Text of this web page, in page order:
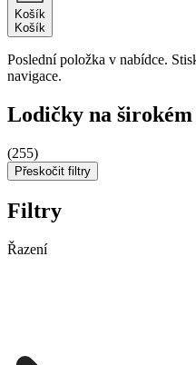
Košík
Košík
Poslední položka v nabídce.
navigace.
Lodičky na
(255)
Přeskočit filtry
Filtry
Řazení